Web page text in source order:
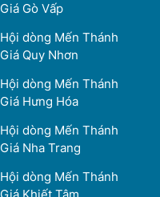
Giá Gò Vấp
Hội dòng Mến Thánh
Giá Quy Nhơn
Hội dòng Mến Thánh
Giá Hưng Hóa
Hội dòng Mến Thánh
Giá Nha Trang
Hội dòng Mến Thánh